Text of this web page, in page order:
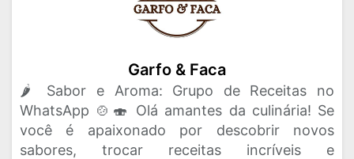
Garfo & Faca
🌶️ Sabor e Aroma: Grupo de Receitas no
WhatsApp 🍲🍣 Olá amantes da culinária! Se
você é apaixonado por descobrir novos
sabores, trocar receitas incríveis e